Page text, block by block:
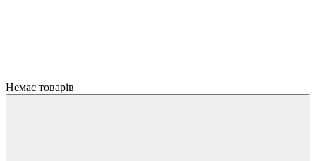
Немає товарів